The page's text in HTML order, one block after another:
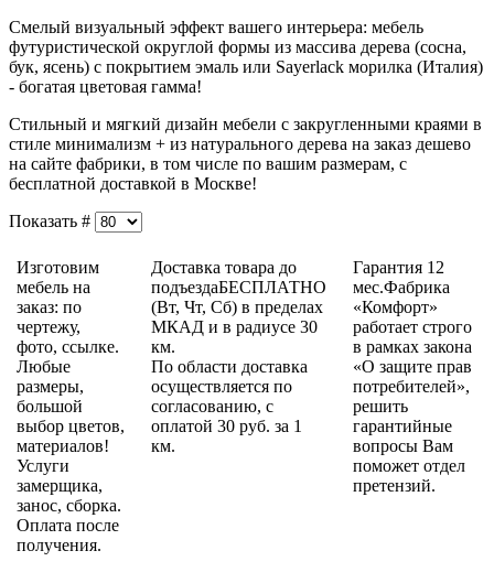
Смелый визуальный эффект вашего интерьера: мебель
футуристической округлой формы из массива дерева (сосна,
бук, ясень) с покрытием эмаль или Sayerlack морилка (Италия)
- богатая цветовая гамма!
Стильный и мягкий дизайн мебели с закругленными краями в
стиле минимализм + из натурального дерева на заказ дешево
на сайте фабрики, в том числе по вашим размерам, с
бесплатной доставкой в Москве!
Показать #
Изготовим
мебель на
заказ: по
чертежу,
фото, ссылке.
Любые
размеры,
большой
выбор цветов,
материалов!
Услуги
замерщика,
занос, сборка.
Оплата после
получения.
Доставка товара до
подъездаБЕСПЛАТНО
(Вт, Чт, Сб) в пределах
МКАД и в радиусе 30
км.
По области доставка
осуществляется по
согласованию, с
оплатой 30 руб. за 1
км.
Гарантия 12
мес.Фабрика
«Комфорт»
работает строго
в рамках закона
«О защите прав
потребителей»,
решить
гарантийные
вопросы Вам
поможет отдел
претензий.